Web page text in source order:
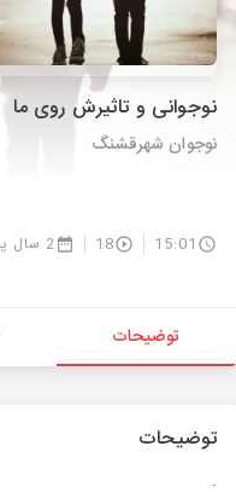
نوجوانی و تاثیرش روی ما
نوجوان شهرقشنگ
15:01
18 2 سال پیش
توضیحات
توضیحات
.